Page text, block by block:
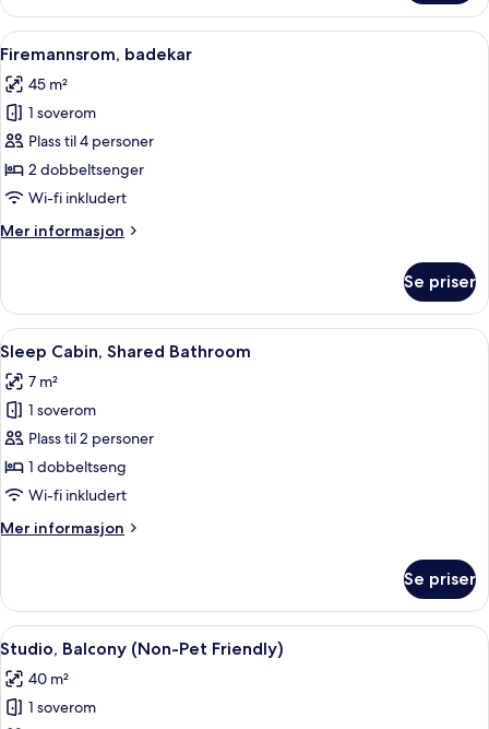
–
standard
Åpne
alle
bildene
av
Firemannsrom,
badekar
Firemannsrom, badekar | Safe på
4
Firemannsrom, badekar
45 m²
1 soverom
Plass til 4 personer
2 dobbeltsenger
Wi-fi inkludert
Mer informasjon
Mer
badekar
Se priser
Åpne
alle
bildene
av
Sleep
Cabin,
Shared
Sleep Cabin, Shared Bathroom |
4
Sleep Cabin, Shared Bathroom
7 m²
1 soverom
Plass til 2 personer
1 dobbeltseng
Wi-fi inkludert
Mer informasjon
Mer
Cabin,
Shared
Bathroom
Se priser
Åpne
alle
bildene
av
Studio, Balcony (Non-Pet Friendly)
4
Studio, Balcony (Non-Pet Friendly)
40 m²
1 soverom